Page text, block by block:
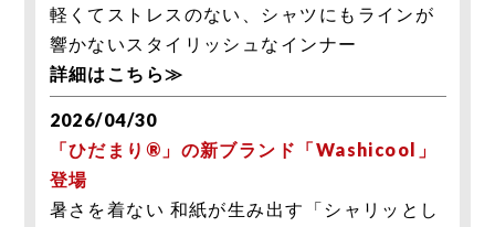
軽くてストレスのない、シャツにもラインが
響かないスタイリッシュなインナー
詳細はこちら≫
2026/04/30
「ひだまり®」の新ブランド「Washicool」
登場
暑さを着ない 和紙が生み出す「シャリッとし